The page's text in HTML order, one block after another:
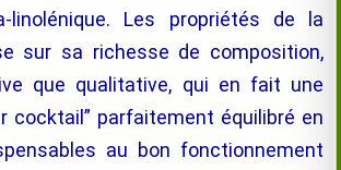
linolénique. Les propriétés de la
sur sa richesse de composition,
que qualitative, qui en fait une
cocktail” parfaitement équilibré en
au bon fonctionnement